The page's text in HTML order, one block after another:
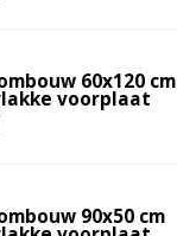
60x120 cm
voorplaat
90x50 cm